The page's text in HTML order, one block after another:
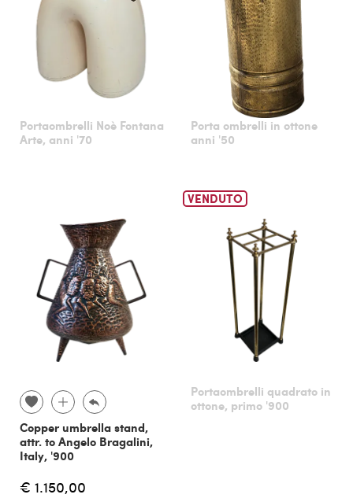
Portaombrelli Noè Fontana
Arte, anni '70
Porta ombrelli in ottone
anni '50
Copper umbrella stand,
attr. to Angelo Bragalini,
Italy, '900
€ 1.150,00
VENDUTO
Portaombrelli quadrato in
ottone, primo '900